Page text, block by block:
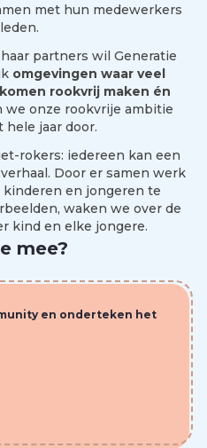
met hun medewerkers
partners wil Generatie
omgevingen waar veel
rookvrij maken én
we onze rookvrije ambitie
hele jaar door.
rokers: iedereen kan een
Door er samen werk
en jongeren te
waken we over de
kind en elke jongere.
mee?
en onderteken het